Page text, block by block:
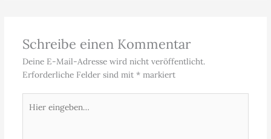
Schreibe einen Kommentar
Deine E-Mail-Adresse wird nicht veröffentlicht.
Erforderliche Felder sind mit *markiert
eingeben…